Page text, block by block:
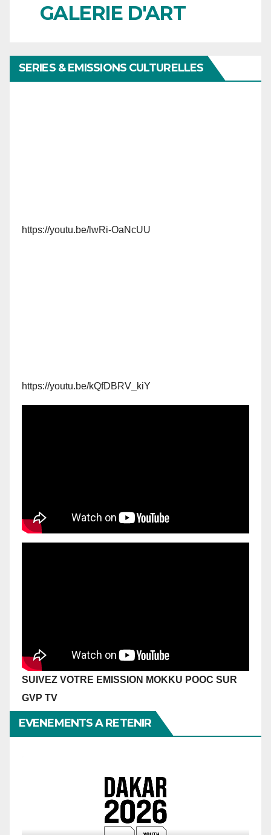
GALERIE D'ART
SERIES & EMISSIONS CULTURELLES
https://youtu.be/lwRi-OaNcUU
https://youtu.be/kQfDBRV_kiY
SUIVEZ VOTRE EMISSION MOKKU POOC SUR
GVP TV
EVENEMENTS A RETENIR